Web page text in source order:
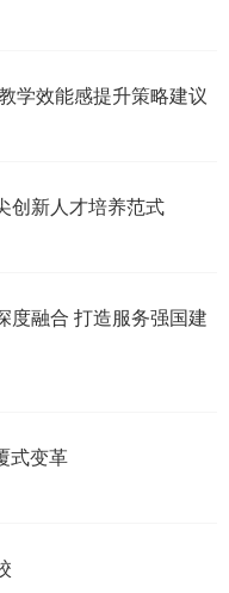
学效能感提升策略建议
创新人才培养范式
度融合 打造服务强国建
式变革